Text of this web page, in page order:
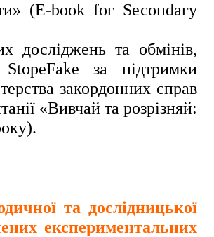
(Е-bооk fог Sесопdагу
досліджень та обмінів,
за підтримки
закордонних справ
«Вивчай та розрізняй:
та дослідницької
експериментальних